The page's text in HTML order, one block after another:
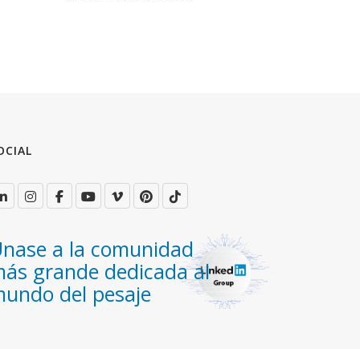
a la comunidad
grande dedicada al
del pesaje